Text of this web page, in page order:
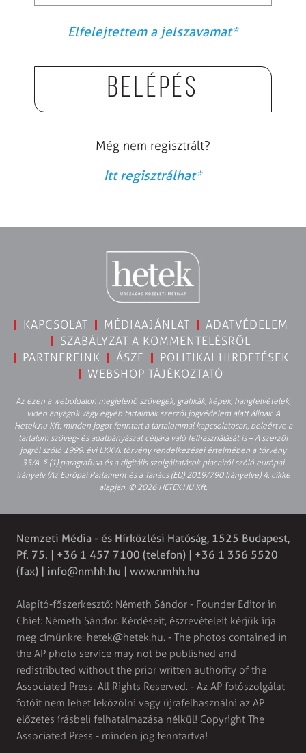
Elfelejtettem a jelszavamat*
Belépés
Még nem regisztrált?
Itt regisztrálhat*
KAPCSOLAT MÉDIAAJÁNLAT
ADATVÉDELEM
SZABÁLYZAT A KOMMENTELÉSRŐL
PARTNEREINK
ÁSZF
POLITIKAI HIRDETÉSEK
WEBSHOP TÁJÉKOZTATÓ
Az ezen a weboldalon megjelenő szövegek, grafikák, képek, hangfelvételek,
video anyagok vagy egyéb tartalmak szerzői jogvédelem alatt állnak. A
Hetek.hu Kft. minden jogot fenntart a tartalommal kapcsolatosan, beleértve a
tartalom szöveg- és adatbányászat céljára való felhasználását is – A szerzői
jogról szóló 1999. évi LXXVI. törvény rendelkezései értelmében a törvény
35/A. § (1) paragrafusa és a digitális szolgáltatások piacairól szóló európai
irányelv (Az Európai Parlament és a Tanács (EU) 2019/790 Irányelve) 4. cikke
alapján. © 2026 HETEK.HU Kft.
Nemzeti Média - és Hírközlési Hatóság, 1525 Budapest,
Pf. 75. | +36 1 457 7100 (telefon) | +36 1 356 5520
(fax) | info@nmhh.hu | www.nmhh.hu
Alapító-főszerkesztő: Németh Sándor - Founder Editor in
Chief: Németh Sándor. Kérdéseit, észrevételeit kérjük írja
meg címünkre: hetek@hetek.hu. - The photos contained in
the AP photo service may not be published and
redistributed without the prior written authority of the
Associated Press. All Rights Reserved. - Az AP fotószolgálat
fotóit nem lehet leközölni vagy újrafelhasználni az AP
előzetes írásbeli felhatalmazása nélkül! Copyright The
Associated Press - minden jog fenntartva!